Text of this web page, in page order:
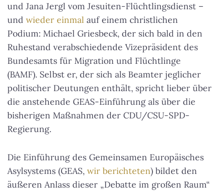
und Jana Jergl vom Jesuiten-Flüchtlingsdienst –
und wieder einmal auf einem christlichen
Podium: Michael Griesbeck, der sich bald in den
Ruhestand verabschiedende Vizepräsident des
Bundesamts für Migration und Flüchtlinge
(BAMF). Selbst er, der sich als Beamter jeglicher
politischer Deutungen enthält, spricht lieber über
die anstehende GEAS-Einführung als über die
bisherigen Maßnahmen der CDU/CSU-SPD-
Regierung.
Die Einführung des Gemeinsamen Europäisches
Asylsystems (GEAS, wir berichteten) bildet den
äußeren Anlass dieser „Debatte im großen Raum“